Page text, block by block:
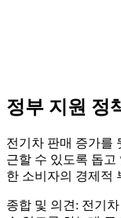
정부 지원 정
전기차 판매 증가를
근할 수 있도록 돕
한 소비자의 경제적
종합 및 의견: 전기